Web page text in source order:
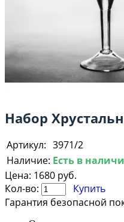
Набор
Артикул: 3971/2
Наличие: Есть в
Цена: 1680 руб.
Кол-во:
Купить
Гарантия безопасной